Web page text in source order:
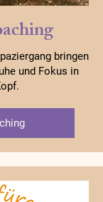
bringen
und Fokus in